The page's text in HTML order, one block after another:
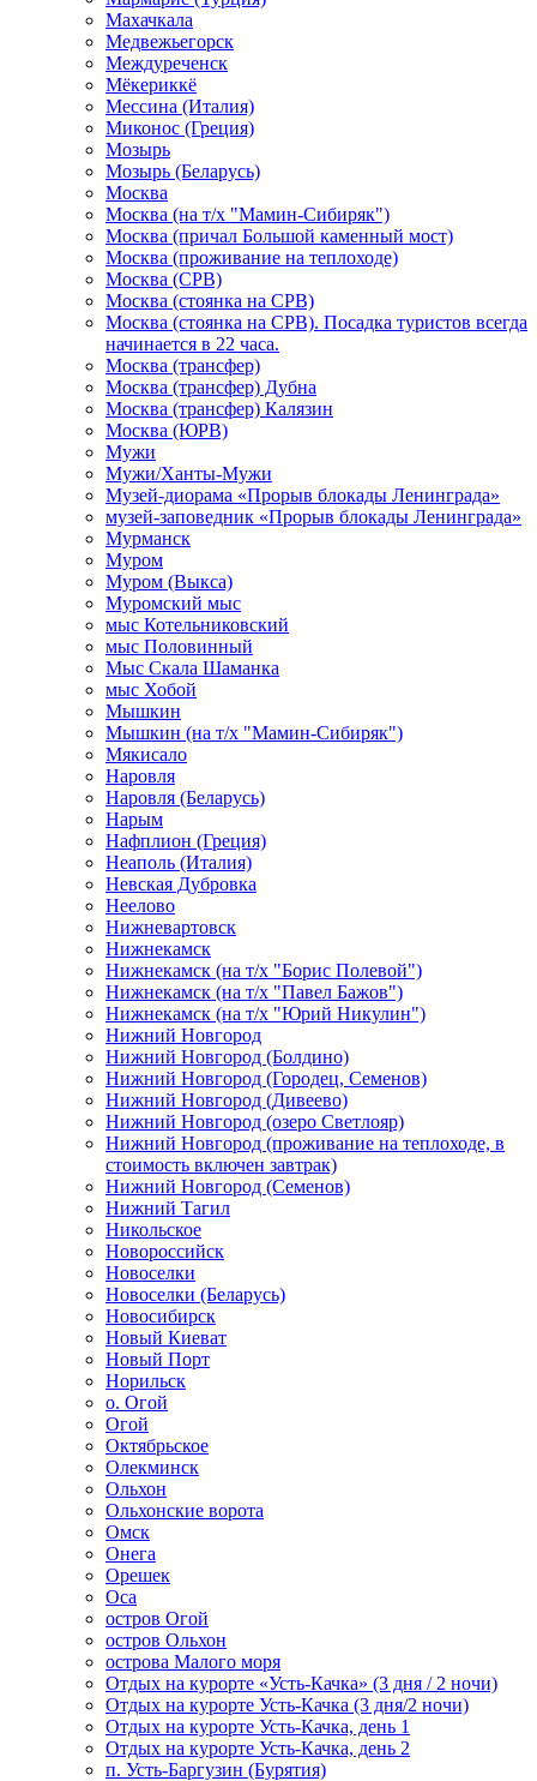
Махачкала
Медвежьегорск
Междуреченск
Мёкериккё
Мессина (Италия)
Миконос (Греция)
Мозырь
Мозырь (Беларусь)
Москва
Москва (на т/х "Мамин-Сибиряк")
Москва (причал Большой каменный мост)
Москва (проживание на теплоходе)
Москва (СРВ)
Москва (стоянка на СРВ)
Москва (стоянка на СРВ). Посадка туристов всегда
начинается в 22 часа.
Москва (трансфер)
Москва (трансфер) Дубна
Москва (трансфер) Калязин
Москва (ЮРВ)
Мужи
Мужи/Ханты-Мужи
Музей-диорама «Прорыв блокады Ленинграда»
музей-заповедник «Прорыв блокады Ленинграда»
Мурманск
Муром
Муром (Выкса)
Муромский мыс
мыс Котельниковский
мыс Половинный
Мыс Скала Шаманка
мыс Хобой
Мышкин
Мышкин (на т/х "Мамин-Сибиряк")
Мякисало
Наровля
Наровля (Беларусь)
Нарым
Нафплион (Греция)
Неаполь (Италия)
Невская Дубровка
Неелово
Нижневартовск
Нижнекамск
Нижнекамск (на т/х "Борис Полевой")
Нижнекамск (на т/х "Павел Бажов")
Нижнекамск (на т/х "Юрий Никулин")
Нижний Новгород
Нижний Новгород (Болдино)
Нижний Новгород (Городец, Семенов)
Нижний Новгород (Дивеево)
Нижний Новгород (озеро Светлояр)
Нижний Новгород (проживание на теплоходе, в
стоимость включен завтрак)
Нижний Новгород (Семенов)
Нижний Тагил
Никольское
Новороссийск
Новоселки
Новоселки (Беларусь)
Новосибирск
Новый Киеват
Новый Порт
Норильск
о. Огой
Огой
Октябрьское
Олекминск
Ольхон
Ольхонские ворота
Омск
Онега
Орешек
Оса
остров Огой
остров Ольхон
острова Малого моря
Отдых на курорте «Усть-Качка» (3 дня / 2 ночи)
Отдых на курорте Усть-Качка (3 дня/2 ночи)
Отдых на курорте Усть-Качка, день 1
Отдых на курорте Усть-Качка, день 2
п. Усть-Баргузин (Бурятия)